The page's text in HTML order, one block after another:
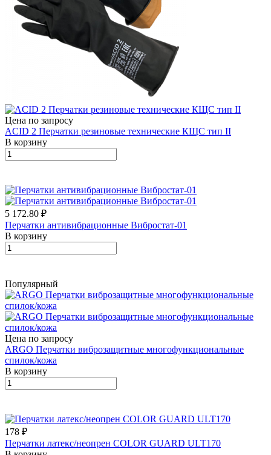
Цена по запросу
ACID 2 Перчатки резиновые технические КЩС тип II
В корзину
5 172.80 ₽
Перчатки антивибрационные Вибростат-01
В корзину
Популярный
Цена по запросу
ARGO Перчатки виброзащитные многофункциональные
спилок/кожа
В корзину
178 ₽
Перчатки латекс/неопрен COLOR GUARD ULT170